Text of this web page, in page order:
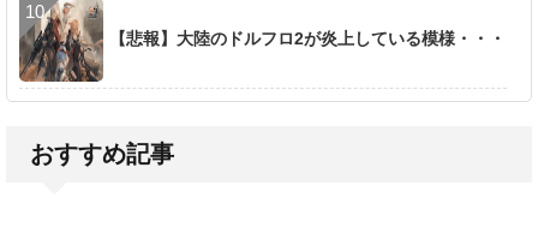
【悲報】大陸のドルフロ2が炎上している模様・・・
おすすめ記事